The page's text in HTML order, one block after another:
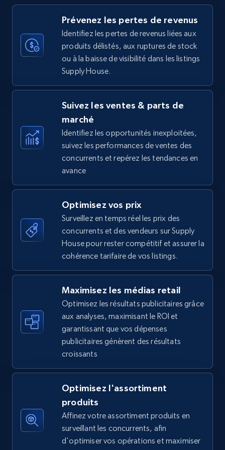
more.
35.2K+ 5.7K+ Commencer
rating object, Product rating max, Rating,
Author name, Asin, and more.
7.4K+ 870+ Commencer
URL, Final price, Sku, Currency, Gtin,
Specifications, Image urls, Top reviews, and
more.
875+ Commencer
Walmart - products - Find new products by
using specific category URL
URL, Final price, Sku, Currency, Gtin,
Specifications, Image urls, Top reviews, and
875+ Commencer
Walmart - products - Collects products by
specific keywords
Prévenez les pertes de revenus
Identifiez les pertes de revenus liées aux
produits délistés, aux ruptures de stock
ou à la baisse de visibilité dans les listings
Supply House.
Suivez les ventes & parts de
marché
Identifiez les opportunités inexploitées,
suivez les performances de ventes des
concurrents et repérez les tendances en
avance
Optimisez vos prix
Surveillez en temps réel les prix des
concurrents et des vendeurs sur Supply
House pour rester compétitif et assurer la
cohérence tarifaire de vos listings.
Maximisez les médias retail
Optimisez les résultats publicitaires grâce
aux analyses, maximisant le ROI et
garantissant que vos dépenses
publicitaires génèrent des résultats
croissants
Optimisez l'assortiment
produits
Affinez votre assortiment produits en
surveillant les concurrents, afin
d'optimiser vos opérations et maximiser